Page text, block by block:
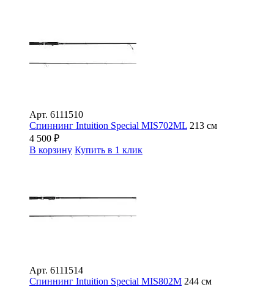
Арт. 6111510
Спиннинг Intuition Special MIS702ML 213 см
4 500 ₽
В корзину Купить в 1 клик
Арт. 6111514
Спиннинг Intuition Special MIS802M 244 см